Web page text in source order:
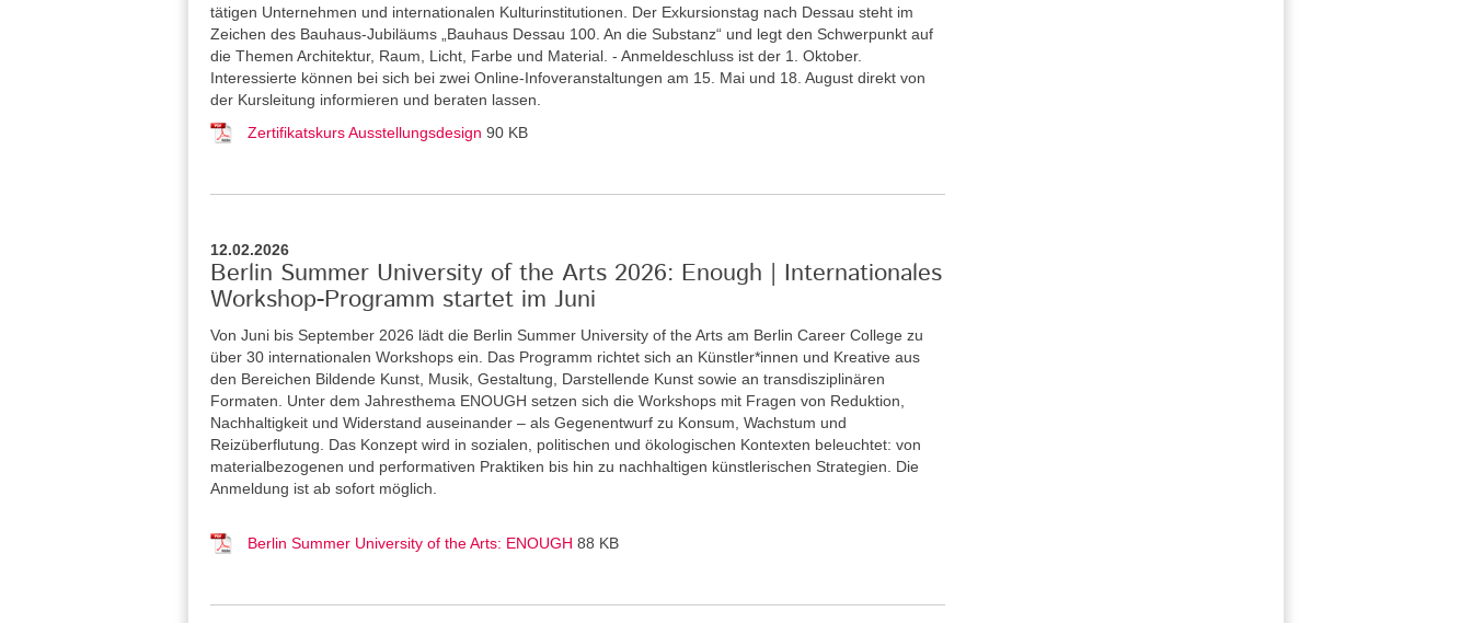
tätigen Unternehmen und internationalen Kulturinstitutionen. Der Exkursionstag nach Dessau steht im
Zeichen des Bauhaus-Jubiläums „Bauhaus Dessau 100. An die Substanz“ und legt den Schwerpunkt auf
die Themen Architektur, Raum, Licht, Farbe und Material. - Anmeldeschluss ist der 1. Oktober.
Interessierte können bei sich bei zwei Online-Infoveranstaltungen am 15. Mai und 18. August direkt von
der Kursleitung informieren und beraten lassen.
Zertifikatskurs Ausstellungsdesign 90 KB
12.02.2026
Berlin Summer University of the Arts 2026: Enough | Internationales
Workshop-Programm startet im Juni
Von Juni bis September 2026 lädt die Berlin Summer University of the Arts am Berlin Career College zu
über 30 internationalen Workshops ein. Das Programm richtet sich an Künstler*innen und Kreative aus
den Bereichen Bildende Kunst, Musik, Gestaltung, Darstellende Kunst sowie an transdisziplinären
Formaten. Unter dem Jahresthema ENOUGH setzen sich die Workshops mit Fragen von Reduktion,
Nachhaltigkeit und Widerstand auseinander – als Gegenentwurf zu Konsum, Wachstum und
Reizüberflutung. Das Konzept wird in sozialen, politischen und ökologischen Kontexten beleuchtet: von
materialbezogenen und performativen Praktiken bis hin zu nachhaltigen künstlerischen Strategien. Die
Anmeldung ist ab sofort möglich.
Berlin Summer University of the Arts: ENOUGH 88 KB